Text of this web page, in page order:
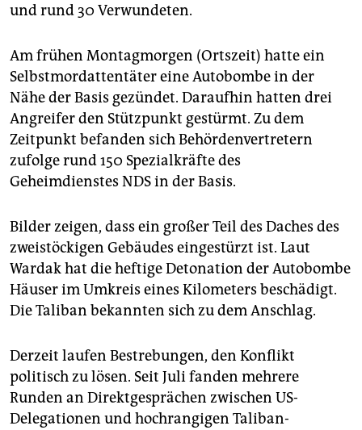
und rund 30 Verwundeten.
Am frühen Montagmorgen (Ortszeit) hatte ein
Selbstmordattentäter eine Autobombe in der
Nähe der Basis gezündet. Daraufhin hatten drei
Angreifer den Stützpunkt gestürmt. Zu dem
Zeitpunkt befanden sich Behördenvertretern
zufolge rund 150 Spezialkräfte des
Geheimdienstes NDS in der Basis.
Bilder zeigen, dass ein großer Teil des Daches des
zweistöckigen Gebäudes eingestürzt ist. Laut
Wardak hat die heftige Detonation der Autobombe
Häuser im Umkreis eines Kilometers beschädigt.
Die Taliban bekannten sich zu dem Anschlag.
Derzeit laufen Bestrebungen, den Konflikt
politisch zu lösen. Seit Juli fanden mehrere
Runden an Direktgesprächen zwischen US-
Delegationen und hochrangigen Taliban-